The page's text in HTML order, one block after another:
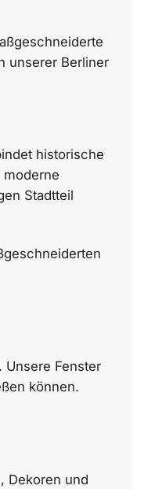
unserer Berliner
historische
Stadtteil
Unsere Fenster
können.
Dekoren und